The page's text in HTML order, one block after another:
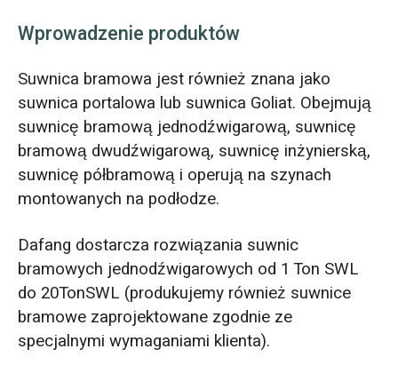
Wprowadzenie produktów
Suwnica bramowa jest również znana jako
suwnica portalowa lub suwnica Goliat. Obejmują
suwnicę bramową jednodźwigarową, suwnicę
bramową dwudźwigarową, suwnicę inżynierską,
suwnicę półbramową i operują na szynach
montowanych na podłodze.
Dafang dostarcza rozwiązania suwnic
bramowych jednodźwigarowych od 1 Ton SWL
do 20TonSWL (produkujemy również suwnice
bramowe zaprojektowane zgodnie ze
specjalnymi wymaganiami klienta).